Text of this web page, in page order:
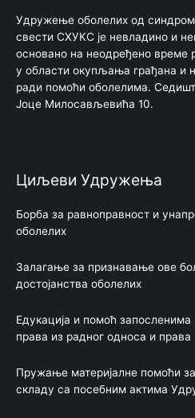
Удружење оболелих од
свести СХУКС је невладино и
основано на неодређено
у области окупљања грађана и
ради помоћи оболелима.
Јоце Милосављевића 10.
Циљеви Удружења
Борбa за равноправност и
оболелих
Залагање за признавање ове
достојанства оболелих
Едукација и помоћ
права из радног односа и
Пружање материјалне помоћи
складу са посебним актима